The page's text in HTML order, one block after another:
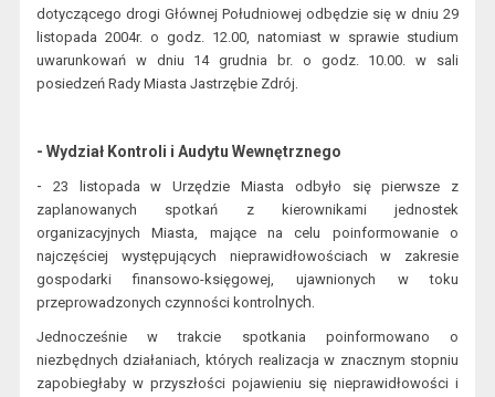
dotyczącego drogi Głównej Południowej odbędzie się wdniu 29
listopada 2004r. o godz. 12.00, natomiast w sprawie studium
uwarunkowań w dniu 14 grudnia br. o godz. 10.00. w sali
posiedzeń Rady Miasta Jastrzębie Zdrój
- Wydział Kontroli i Audytu Wewnętrznego
- 23 listopada w Urzędzie Miasta odbyło się pierwsze z
zaplanowanych spotkań z kierownikami jednostek
organizacyjnych Miasta, mające na celu poinformowanieo
najczęściej występujących nieprawidłowościach w zakresie
gospodarki finansowo-księgowej, ujawnionych w toku
przeprowadzonych czynności kontro lnych.
Jednocześnie w trakcie spotkania poinformowano o
niezbędnych działaniach, których realizacja w znacznym stopniu
zapobiegłaby w przyszłości pojawieniu się nieprawidłowościi